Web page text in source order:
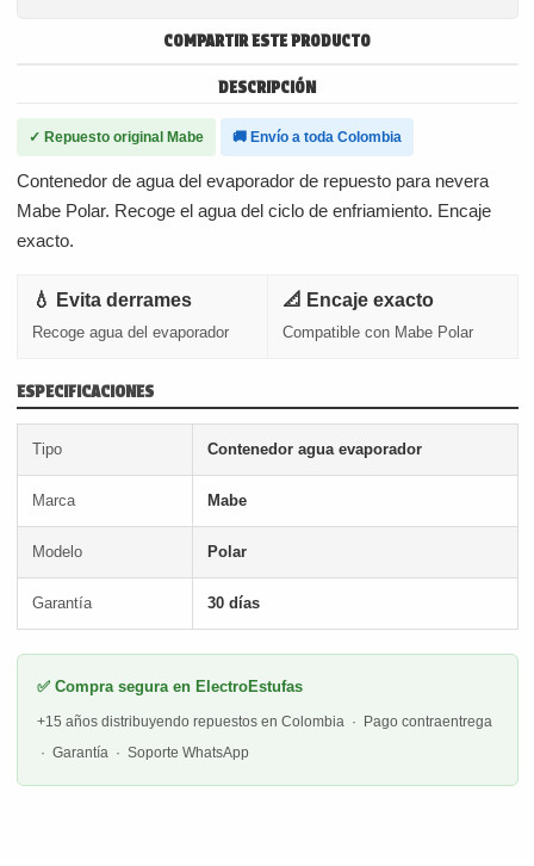
COMPARTIR ESTE PRODUCTO
DESCRIPCIÓN
✓ Repuesto original Mabe 🚚 Envío a toda Colombia
Contenedor de agua del evaporador de repuesto para nevera
Mabe Polar. Recoge el agua del ciclo de enfriamiento. Encaje
exacto.
💧 Evita derrames
Recoge agua del evaporador
📐 Encaje exacto
Compatible con Mabe Polar
ESPECIFICACIONES
Tipo Contenedor agua evaporador
Marca Mabe
Modelo Polar
Garantía 30 días
✅ Compra segura en ElectroEstufas
+15 años distribuyendo repuestos en Colombia · Pago contraentrega
· Garantía · Soporte WhatsApp